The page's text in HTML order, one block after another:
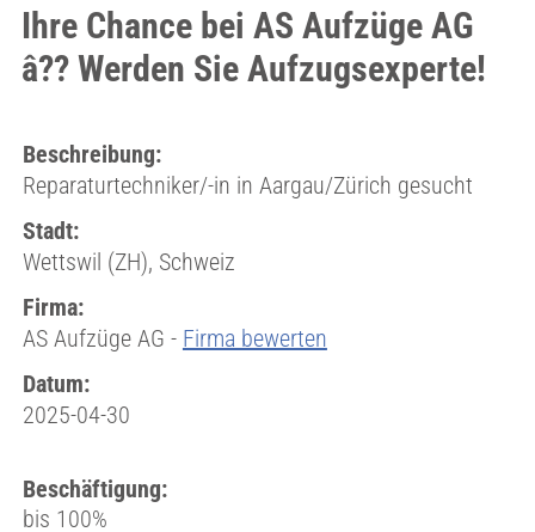
Ihre Chance bei AS Aufzüge AG
â?? Werden Sie Aufzugsexperte!
Beschreibung:
Reparaturtechniker/-in in Aargau/Zürich gesucht
Stadt:
Wettswil (ZH), Schweiz
Firma:
AS Aufzüge AG - Firma bewerten
Datum:
2025-04-30
Beschäftigung:
bis 100%